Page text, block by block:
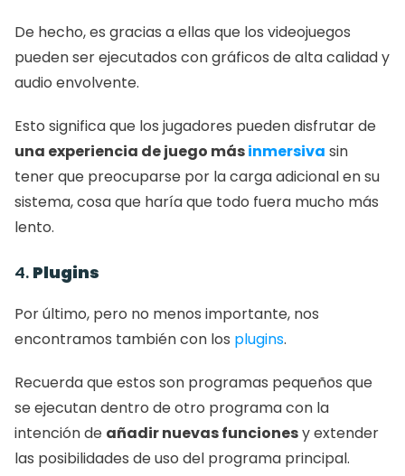
De hecho, es gracias a ellas que los videojuegos
pueden ser ejecutados con gráficos de alta calidad y
audio envolvente.
Esto significa que los jugadores pueden disfrutar de
una experiencia de juego más inmersiva sin
tener que preocuparse por la carga adicional en su
sistema, cosa que haría que todo fuera mucho más
lento.
4. Plugins
Por último, pero no menos importante, nos
encontramos también con los plugins.
Recuerda que estos son programas pequeños que
se ejecutan dentro de otro programa con la
intención de añadir nuevas funciones y extender
las posibilidades de uso del programa principal.